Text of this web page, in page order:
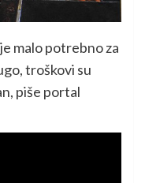
malo potrebno za
troškovi su
piše portal